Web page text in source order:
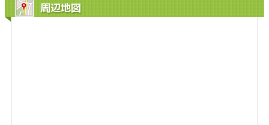
周辺地図